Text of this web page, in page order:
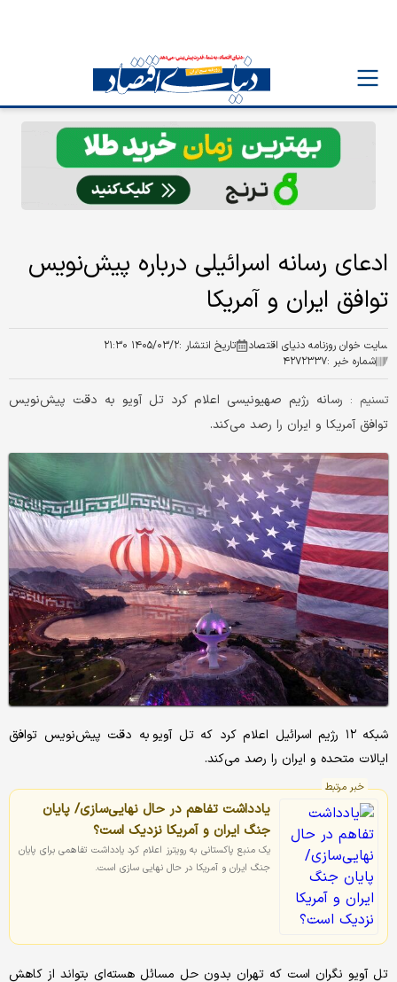
ادعای رسانه اسرائیلی درباره پیش‌نویس
توافق ایران و آمریکا
سایت خوان روزنامه دنیای اقتصاد تاریخ انتشار :۱۴۰۵/۰۳/۲ ۲۱:۳۰
شماره خبر :۴۲۷۲۳۳۷
تسنیم : رسانه رژیم صهیونیسی اعلام کرد تل آویو به دقت پیش‌نویس
توافق آمریکا و ایران را رصد می‌کند.
شبکه ۱۲ رژیم اسرائیل اعلام کرد که تل آویو به دقت پیش‌نویس توافق
ایالات متحده و ایران را رصد می‌کند.
خبر مرتبط
یادداشت تفاهم در حال نهایی‌سازی/ پایان
جنگ ایران و آمریکا نزدیک است؟
یک منبع پاکستانی به رویترز اعلام کرد یادداشت تفاهمی برای پایان
جنگ ایران و آمریکا در حال نهایی سازی است.
تل آویو نگران است که تهران بدون حل مسائل هسته‌ای بتواند از کاهش